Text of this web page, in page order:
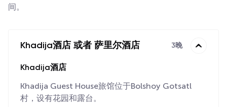
间。
Khadija酒店 或者 萨里尔酒店 3晚
Khadija酒店
Khadija Guest House旅馆位于Bolshoy Gotsatl
村，设有花园和露台。